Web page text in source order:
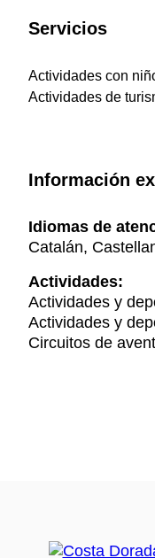
Servicios
Actividades con
Actividades de
Información
Idiomas de
Catalán,
Actividades:
Actividades y
Actividades y
Circuitos de